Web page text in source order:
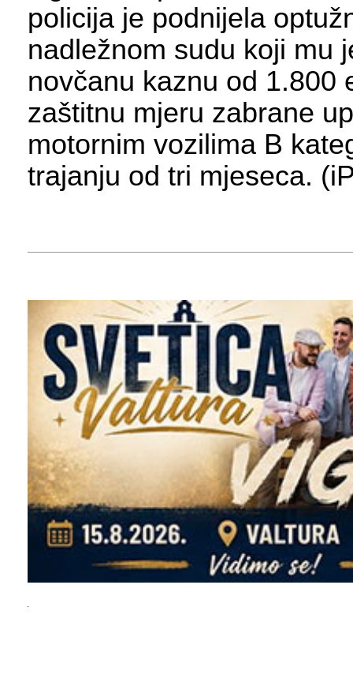
policija je podnijela
nadležnom sudu koji mu
novčanu kaznu od 1.800
zaštitnu mjeru zabrane
motornim vozilima B
trajanju od tri mjeseca.